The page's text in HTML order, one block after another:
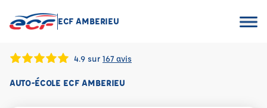
ECF AMBERIEU
4.9 sur 167 avis
AUTO-ÉCOLE ECF AMBERIEU